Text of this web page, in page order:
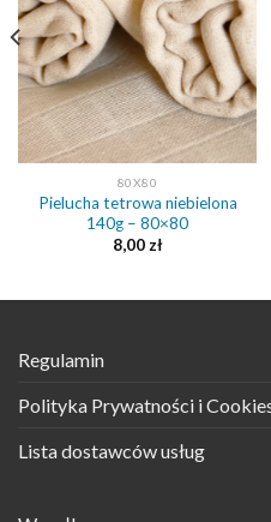
80X80
Pielucha tetrowa niebielona
140g – 80×80
8,00zł
Regulamin
Polityka Prywatności i
Lista dostawców usług